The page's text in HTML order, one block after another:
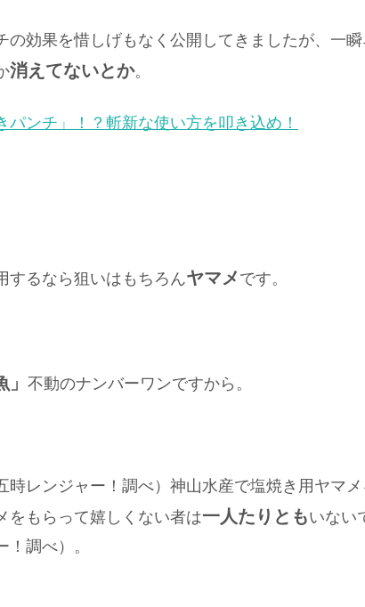
の効果を惜しげもなく公開してきましたが、一
消えてないとか。
ンチ」！？斬新な使い方を叩き込め！
するなら狙いはもちろんヤマメ です。
不動のナンバーワンですから。
時レンジャー！調べ）神山水産で塩焼き用ヤマ
をもらって嬉しくない者は一人たりともいない
！調べ）。